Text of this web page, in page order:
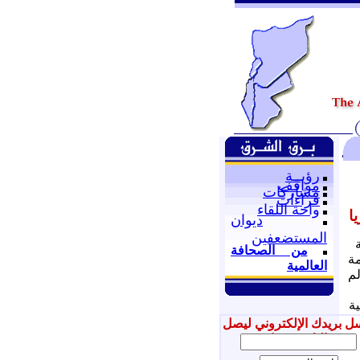
رؤيــة
مواقف
مشاركات
قراءات
واحة اللقاء
ديوان
المستضعفين
من الصحافة
العالمية
بريدك الإلكتروني ليصل
إليك جديدنا